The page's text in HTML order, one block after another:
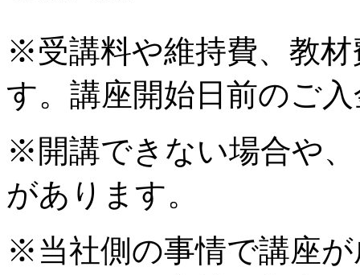
※受講料や維持費、教
す。講座開始日前のご
※開講できない場合や
があります。
※当社側の事情で講座